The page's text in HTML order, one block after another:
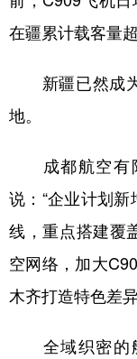
在疆累计载客量
新疆已然成为
地。
成都航空有
说：“企业计划
线，重点搭建覆
空网络，加大
木齐打造特色差
全域织密的